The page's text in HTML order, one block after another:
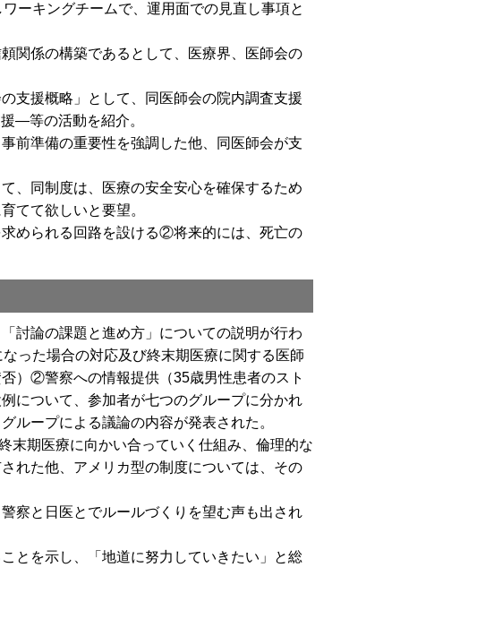
ーキングチームで、運用面での見直し事項と
関係の構築であるとして、医療界、医師会の
支援概略」として、同医師会の院内調査支援
―等の活動を紹介。
前準備の重要性を強調した他、同医師会が支
、同制度は、医療の安全安心を確保するため
てて欲しいと要望。
められる回路を設ける②将来的には、死亡の
討論の課題と進め方」についての説明が行わ
った場合の対応及び終末期医療に関する医師
）②警察への情報提供（35歳男性患者のスト
について、参加者が七つのグループに分かれ
ループによる議論の内容が発表された。
期医療に向かい合っていく仕組み、倫理的な
れた他、アメリカ型の制度については、その
察と日医とでルールづくりを望む声も出され
とを示し、「地道に努力していきたい」と総